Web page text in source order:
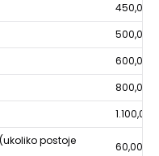
450,00
500,00
600,00
800,00
1.100,00
postoje
60,00